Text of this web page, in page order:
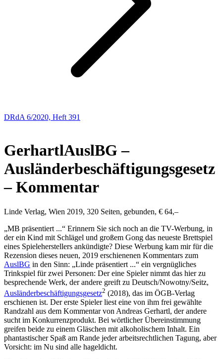
DRdA 6/2020, Heft 391
GerhartlAuslBG –
Ausländerbeschäftigungsgesetz
– Kommentar
Linde Verlag, Wien 2019, 320 Seiten, gebunden, € 64,–
„MB präsentiert ...“ Erinnern Sie sich noch an die TV-Werbung, in
der ein Kind mit Schlägel und großem Gong das neueste Brettspiel
eines Spieleherstellers ankündigte? Diese Werbung kam mir für die
Rezension dieses neuen, 2019 erschienenen Kommentars zum
AuslBG in den Sinn: „Linde präsentiert ...“ ein vergnügliches
Trinkspiel für zwei Personen: Der eine Spieler nimmt das hier zu
besprechende Werk, der andere greift zu Deutsch/Nowotny/Seitz,
Ausländerbeschäftigungsgesetz2 (2018), das im ÖGB-Verlag
erschienen ist. Der erste Spieler liest eine von ihm frei gewählte
Randzahl aus dem Kommentar von Andreas Gerhartl, der andere
sucht im Konkurrenzprodukt. Bei wörtlicher Übereinstimmung
greifen beide zu einem Gläschen mit alkoholischem Inhalt. Ein
phantastischer Spaß am Rande jeder arbeitsrechtlichen Tagung, aber
Vorsicht: im Nu sind alle hageldicht.